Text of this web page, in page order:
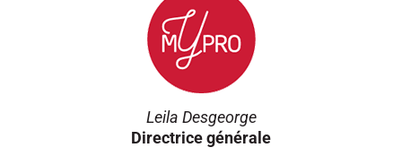
Leila Desgeorge
Directrice générale